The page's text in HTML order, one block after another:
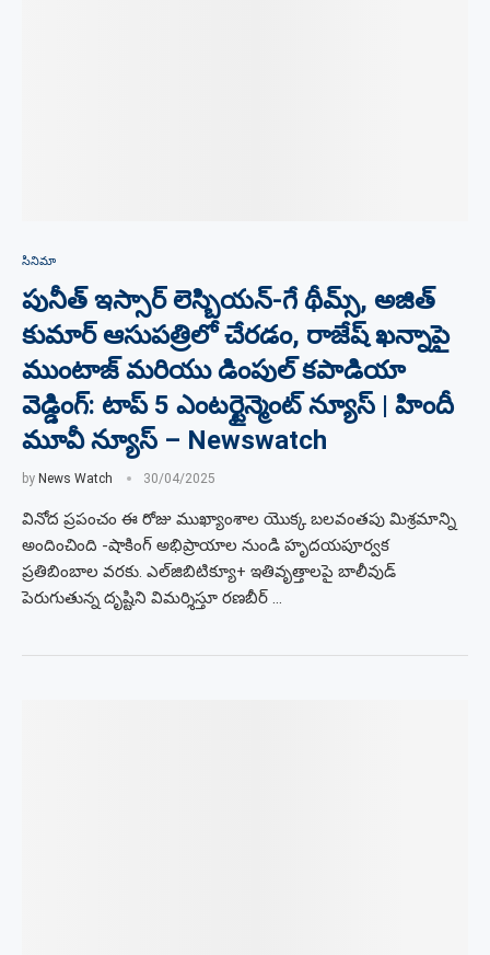
సినిమా
పునీత్ ఇస్సార్ లెస్బియన్-గే థీమ్స్, అజిత్
కుమార్ ఆసుపత్రిలో చేరడం, రాజేష్ ఖన్నాపై
ముంటాజ్ మరియు డింపుల్ కపాడియా
వెడ్డింగ్: టాప్ 5 ఎంటర్టైన్మెంట్ న్యూస్ | హిందీ
మూవీ న్యూస్ – Newswatch
by News Watch 30/04/2025
వినోద ప్రపంచం ఈ రోజు ముఖ్యాంశాల యొక్క బలవంతపు మిశ్రమాన్ని
అందించింది -షాకింగ్ అభిప్రాయాల నుండి హృదయపూర్వక
ప్రతిబింబాల వరకు. ఎల్‌జిబిటిక్యూ+ ఇతివృత్తాలపై బాలీవుడ్
పెరుగుతున్న దృష్టిని విమర్శిస్తూ రణబీర్ …